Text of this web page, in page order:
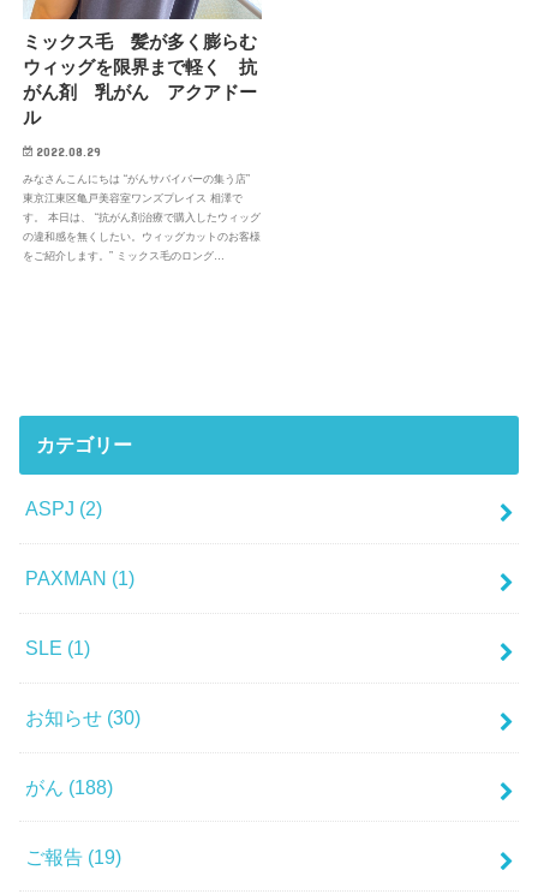
ミックス毛 髪が多く膨らむ
ウィッグを限界まで軽く 抗
がん剤 乳がん アクアドー
ル
2022.08.29
みなさんこんにちは “がんサバイバーの集う店”
東京江東区亀戸美容室ワンズプレイス 相澤で
す。 本日は、 “抗がん剤治療で購入したウィッグ
の違和感を無くしたい。ウィッグカットのお客様
をご紹介します。” ミックス毛のロング…
カテゴリー
ASPJ (2)
PAXMAN (1)
SLE (1)
お知らせ (30)
がん (188)
ご報告 (19)